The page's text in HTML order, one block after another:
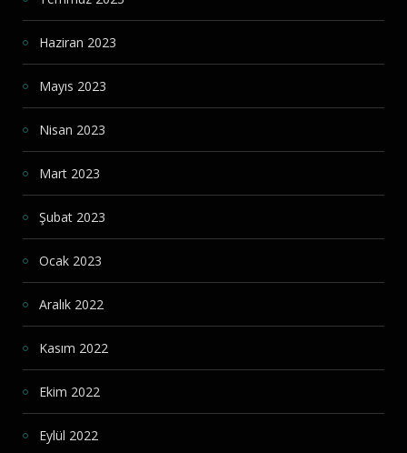
Haziran 2023
Mayıs 2023
Nisan 2023
Mart 2023
Şubat 2023
Ocak 2023
Aralık 2022
Kasım 2022
Ekim 2022
Eylül 2022